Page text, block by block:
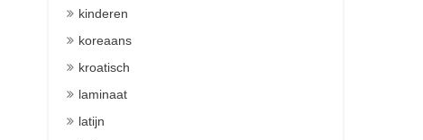
kinderen
koreaans
kroatisch
laminaat
latijn